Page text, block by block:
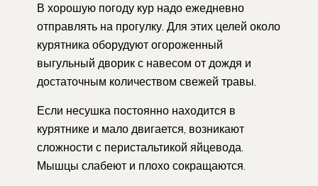
В хорошую погоду кур надо ежедневно
отправлять на прогулку. Для этих целей около
курятника оборудуют огороженный
выгульный дворик с навесом от дождя и
достаточным количеством свежей травы.
Если несушка постоянно находится в
курятнике и мало двигается, возникают
сложности с перистальтикой яйцевода.
Мышцы слабеют и плохо сокращаются.